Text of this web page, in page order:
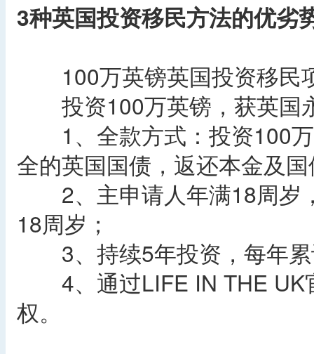
3种英国投资移民方法的优劣
100万英镑英国投资移民
投资100万英镑，获英国
1、全款方式：投资100万
全的英国国债，返还本金及
2、主申请人年满18周岁
18周岁；
3、持续5年投资，每年累
4、通过LIFE IN THE UK
权。